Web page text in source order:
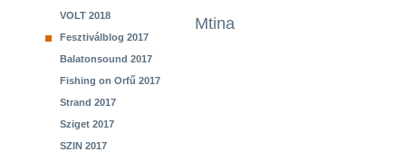
VOLT 2018
Fesztiválblog 2017
Balatonsound 2017
Fishing on Orfű 2017
Strand 2017
Sziget 2017
SZIN 2017
Mtina